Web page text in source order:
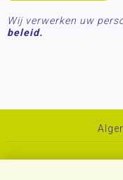
Wij verwerken uw
beleid.